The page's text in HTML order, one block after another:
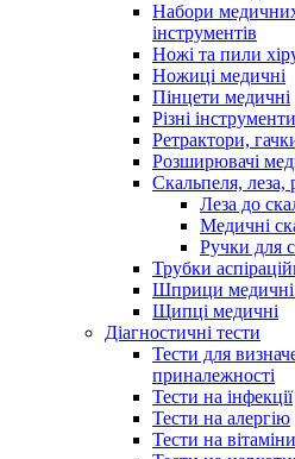
Набори
інструментів
Ножі та пили
Ножиці медичні
Пінцети медичні
Різні інструменти
Ретрактори,
Розширювачі
Скальпеля, леза,
Леза до
Медичні
Ручки для
Трубки
Шприци медичні
Щипці медичні
Діагностичні тести
Тести для
приналежності
Тести на інфекції
Тести на алергію
Тести на вітаміни